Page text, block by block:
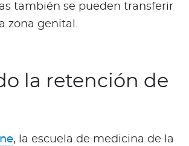
también se pueden transferir
zona genital.
la retención de
, la escuela de medicina de la